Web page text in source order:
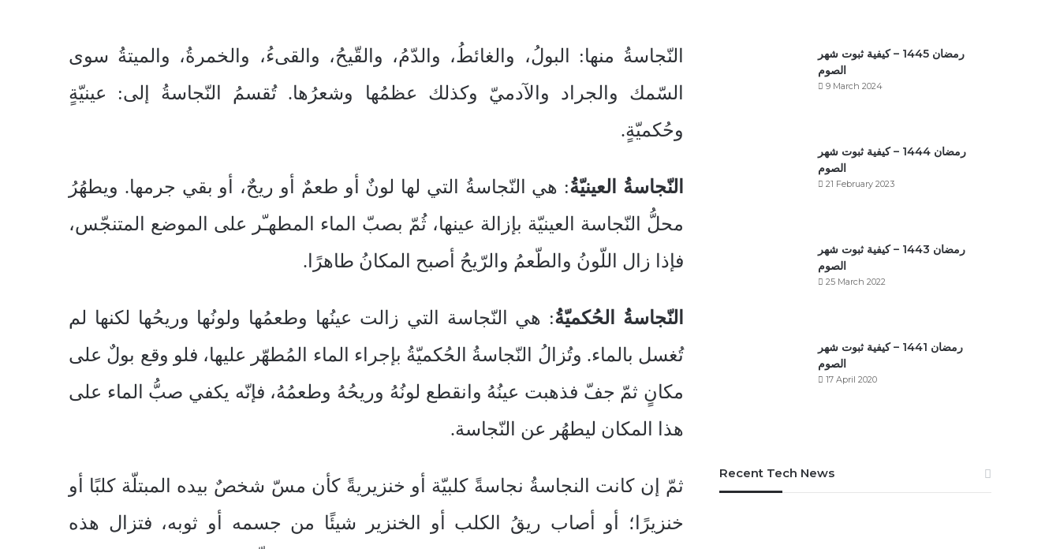
النّجاسةُ منها: البولُ، والغائطُ، والدّمُ، والقّيحُ، والقىءُ، والخمرةُ، والميتةُ سوى
السّمك والجراد والآدميّ وكذلك عظمُها وشعرُها. تُقسمُ النّجاسةُ إلى: عينيّةٍ
وحُكميّةٍ.
النّجاسةُ العينيّةُ: هي النّجاسةُ التي لها لونٌ أو طعمٌ أو ريحٌ، أو بقي جرمها. ويطهُرُ
محلُّ النّجاسة العينيّة بإزالة عينها، ثُمّ بصبّ الماء المطهـّر على الموضع المتنجّس،
فإذا زال اللّونُ والطّعمُ والرّيحُ أصبح المكانُ طاهرًا.
النّجاسةُ الحُكميّةُ: هي النّجاسة التي زالت عينُها وطعمُها ولونُها وريحُها لكنها لم
تُغسل بالماء. وتُزالُ النّجاسةُ الحُكميّةُ بإجراء الماء المُطهّر عليها، فلو وقع بولٌ على
مكانٍ ثمّ جفّ فذهبت عينُهُ وانقطع لونُهُ وريحُهُ وطعمُهُ، فإنّه يكفي صبُّ الماء على
هذا المكان ليطهُر عن النّجاسة.
ثمّ إن كانت النجاسةُ نجاسةً كلبيّة أو خنزيريةً كأن مسّ شخصٌ بيده المبتلّة كلبًا أو
خنزيرًا؛ أو أصاب ريقُ الكلب أو الخنزير شيئًا من جسمه أو ثوبه، فتزال هذه
رمضان 1445 – كيفية ثبوت شهر
الصوم
9 March 2024
رمضان 1444 – كيفية ثبوت شهر
الصوم
21 February 2023
رمضان 1443 – كيفية ثبوت شهر
الصوم
25 March 2022
رمضان 1441 – كيفية ثبوت شهر
الصوم
17 April 2020
Recent Tech News